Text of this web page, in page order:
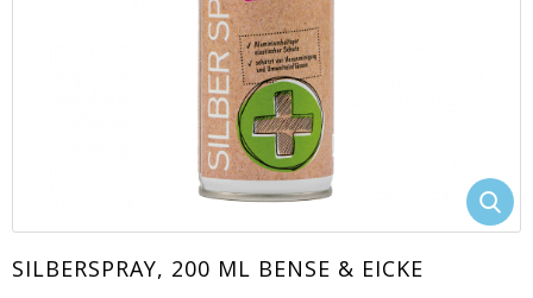
SILBERSPRAY, 200 ML BENSE & EICKE